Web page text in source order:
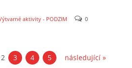
aktivity - PODZIM 0
2 3 4 5 následující »